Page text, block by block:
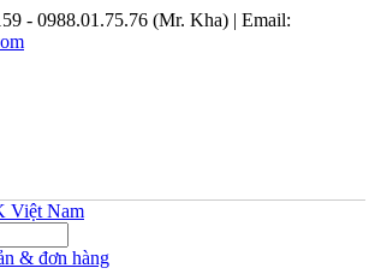
- 0988.01.75.76 (Mr. Kha) | Email:
& đơn hàng